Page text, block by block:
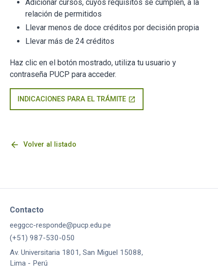
Adicionar cursos, cuyos requisitos se cumplen, a la
relación de permitidos
Llevar menos de doce créditos por decisión propia
Llevar más de 24 créditos
Haz clic en el botón mostrado, utiliza tu usuario y
contraseña PUCP para acceder.
INDICACIONES PARA EL TRÁMITE open_in_new
arrow_back Volver al listado
Contacto
eeggcc-responde@pucp.edu.pe
(+51) 987-530-050
Av. Universitaria 1801, San Miguel 15088,
Lima - Perú